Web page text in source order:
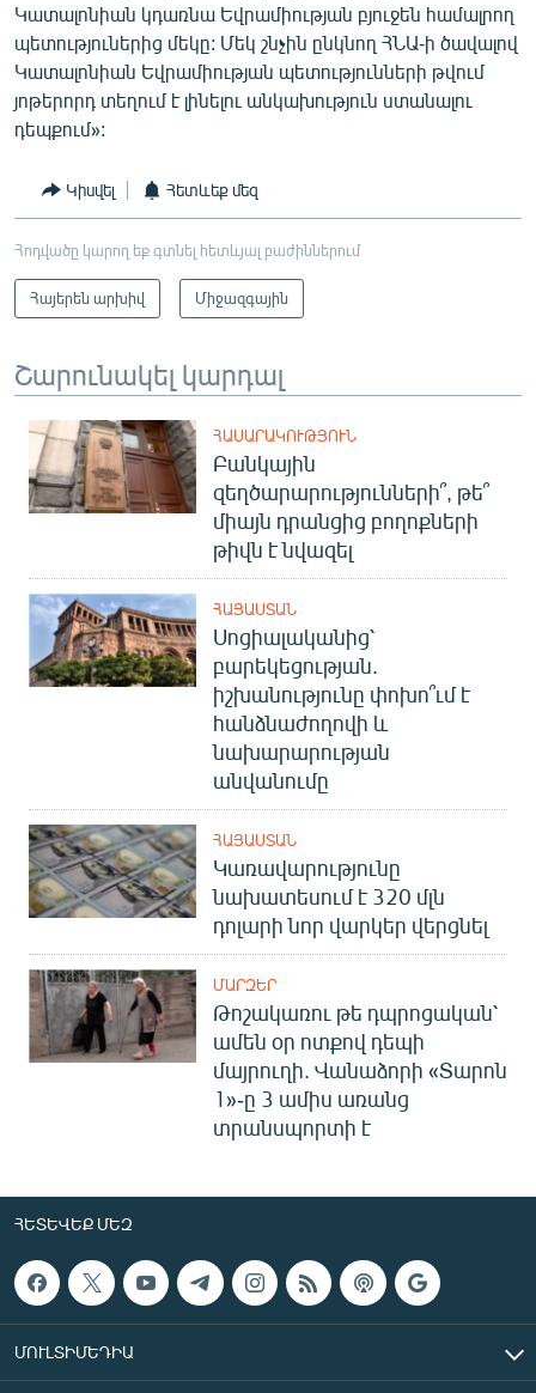
Կատալոնիան կդառնա Եվրամիության բյուջեն համալրող
պետություներից մեկը: Մեկ շնչին ընկնող ՀՆԱ-ի ծավալով
Կատալոնիան Եվրամիության պետությունների թվում
յոթերորդ տեղում է լինելու անկախություն ստանալու
դեպքում»:
Կիսվել Հետևեք մեզ
Հոդվածը կարող եք գտնել հետևյալ բաժիններում
Հայերեն արխիվ Միջազգային
Շարունակել կարդալ
ՀԱՍԱՐԱԿՈՒԹՅՈՒՆ
Բանկային
զեղծարարությունների՞, թե՞
միայն դրանցից բողոքների
թիվն է նվազել
ՀԱՅԱՍՏԱՆ
Սոցիալականից՝
բարեկեցության.
իշխանությունը փոխո՞ւմ է
հանձնաժողովի և
նախարարության
անվանումը
ՀԱՅԱՍՏԱՆ
Կառավարությունը
նախատեսում է 320 մլն
դոլարի նոր վարկեր վերցնել
ՄԱՐԶԵՐ
Թոշակառու թե դպրոցական՝
ամեն օր ոտքով դեպի
մայրուղի. Վանաձորի «Տարոն
1»-ը 3 ամիս առանց
տրանսպորտի է
ՀԵՏԵՎԵՔ ՄԵԶ
ՄՈՒԼՏԻՄԵԴԻԱ